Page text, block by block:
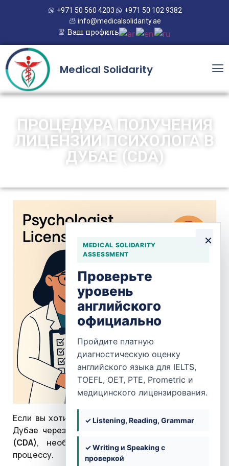
+971 50 560 4203
+971 50 102 9382
info@medicalsolidarity.ae
Ваш профиль
Medical Solidarity
×
MEDICAL SOLIDARITY
ASSESSMENT
Проверьте
уровень
английского
официально
Пройдите платную
диагностическую оценку
английского языка для IELTS,
TOEFL, OET, PTE, Prometric и
медицинского лицензирования.
✓ Listening, Reading, Grammar
✓ Writing и Speaking с
проверкой
ПРОЦЕДУРА ПОЛУЧЕНИЯ
ЛИЦЕНЗИИ ПСИХОЛОГА В
ДУБАЕ (CDA)
Если вы хотите получить лицензию психолога в
Дубае через
Community
(CDA), необходимо следовать следующему
процессу.